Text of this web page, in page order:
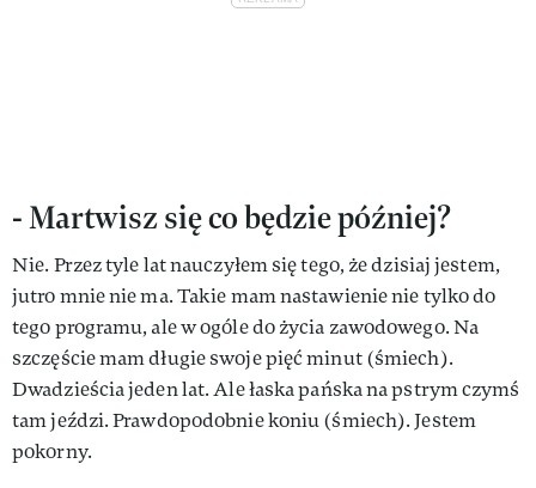
- Martwisz się co będzie później?
Nie. Przez tyle lat nauczyłem się tego, że dzisiaj jestem,
jutro mnie nie ma. Takie mam nastawienie nie tylko do
tego programu, ale w ogóle do życia zawodowego. Na
szczęście mam długie swoje pięć minut (śmiech).
Dwadzieścia jeden lat. Ale łaska pańska na pstrym czymś
tam jeździ. Prawdopodobnie koniu (śmiech). Jestem
pokorny.